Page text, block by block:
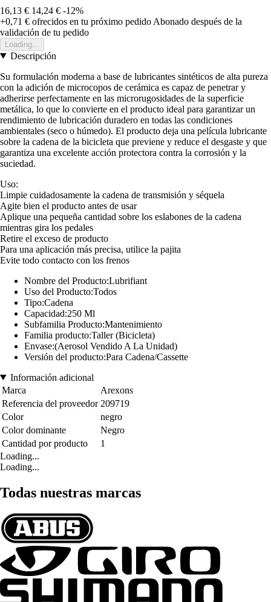
16,13 € 14,24 € -12%
+0,71 € ofrecidos en tu próximo pedido Abonado después de la
validación de tu pedido
Loading...
Descripción
Su formulación moderna a base de lubricantes sintéticos de alta pureza
con la adición de microcopos de cerámica es capaz de penetrar y
adherirse perfectamente en las microrugosidades de la superficie
metálica, lo que lo convierte en el producto ideal para garantizar un
rendimiento de lubricación duradero en todas las condiciones
ambientales (seco o húmedo). El producto deja una película lubricante
sobre la cadena de la bicicleta que previene y reduce el desgaste y que
garantiza una excelente acción protectora contra la corrosión y la
suciedad.
Uso:
Limpie cuidadosamente la cadena de transmisión y séquela
Agite bien el producto antes de usar
Aplique una pequeña cantidad sobre los eslabones de la cadena
mientras gira los pedales
Retire el exceso de producto
Para una aplicación más precisa, utilice la pajita
Evite todo contacto con los frenos
Nombre del Producto:Lubrifiant
Uso del Producto:Todos
Tipo:Cadena
Capacidad:250 Ml
Subfamilia Producto:Mantenimiento
Familia producto:Taller (Bicicleta)
Envase:(Aerosol Vendido A La Unidad)
Versión del producto:Para Cadena/Cassette
Información adicional
Marca
Arexons
Referencia del proveedor 209719
Color
negro
Color dominante
Negro
Cantidad por producto
1
Loading...
Loading...
Todas nuestras marcas